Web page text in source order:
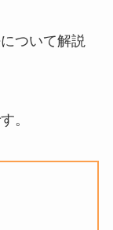
ついて解説
。